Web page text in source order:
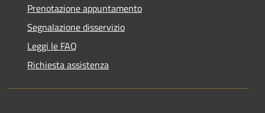
Prenotazione appuntamento
Segnalazione disservizio
Leggi le FAQ
Richiesta assistenza